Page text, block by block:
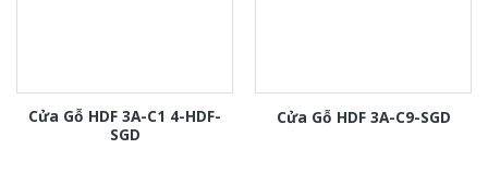
Cửa Gỗ HDF 3A-C1 4-HDF-
SGD
Cửa Gỗ HDF 3A-C9-SGD